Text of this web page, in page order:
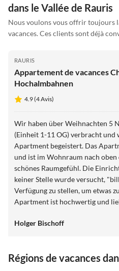
dans le Vallée de Rauris
Nous voulons vous offrir toujours
vacances. Ces clients sont déjà
RAURIS
Appartement de vacances
Hochalmbahnen
4.9 (4 Avis)
Wir haben über Weihnachten 5
(Einheit 1-11 OG) verbracht und
Apartment begeistert. Das
und ist im Wohnraum nach
schönes Raumgefühl. Die
keiner Stelle wurde versucht,
Verfügung zu stellen, um etwas
Apartment ist hochwertig und
billigen Discounter), ein
etc. nennen. Ganz toll fanden
Holger Bischoff
Régions de vacances